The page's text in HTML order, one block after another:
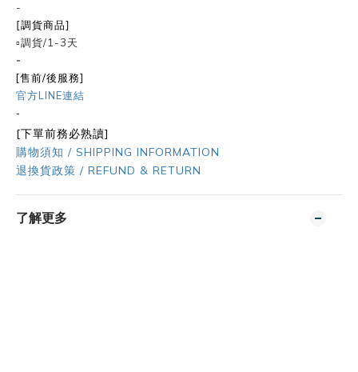
-
[調貨商品]
▫️調貨/1-3天
-
[售前/後服務]
官方LINE連結
-
[下單前務必熟讀]
購物須知 / SHIPPING INFORMATION
退換貨政策 / REFUND & RETURN
了解更多